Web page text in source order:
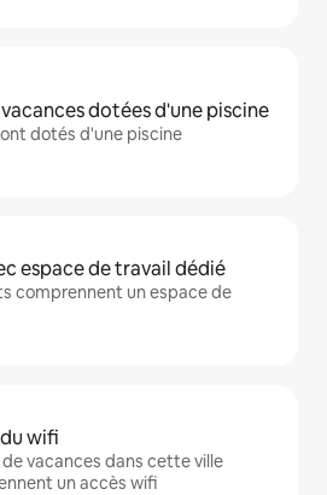
dotées d'une piscine
dotés d'une piscine
espace de travail dédié
comprennent un espace de
wifi
vacances dans cette ville
un accès wifi